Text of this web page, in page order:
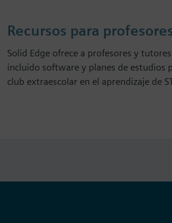
Recursos para
Solid Edge ofrece a profesores y
incluido software y planes de estudios
club extraescolar en el aprendizaje de